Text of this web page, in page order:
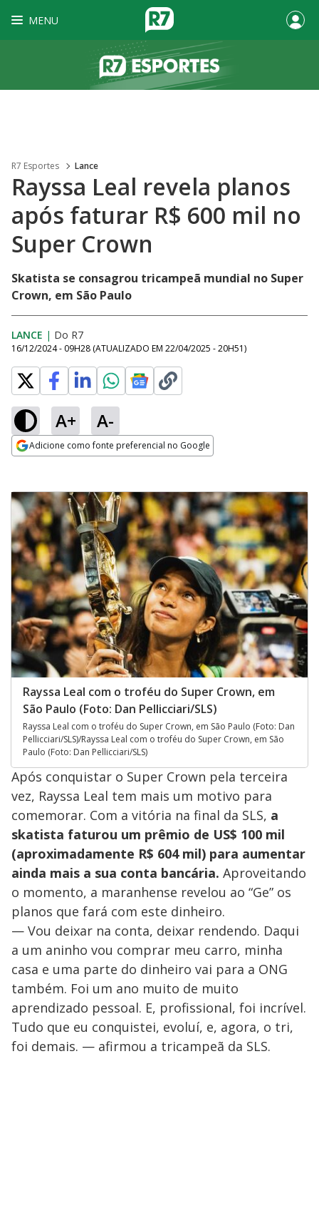
MENU
R7 Esportes Lance
Rayssa Leal revela planos
após faturar R$ 600 mil no
Super Crown
Skatista se consagrou tricampeã mundial no Super
Crown, em São Paulo
LANCE | Do R7
16/12/2024 - 09H28 (ATUALIZADO EM 22/04/2025 - 20H51)
A+ A-
Adicione como fonte preferencial no Google
Rayssa Leal com o troféu do Super Crown, em
São Paulo (Foto: Dan Pellicciari/SLS)
Rayssa Leal com o troféu do Super Crown, em São Paulo (Foto: Dan
Pellicciari/SLS)/Rayssa Leal com o troféu do Super Crown, em São
Paulo (Foto: Dan Pellicciari/SLS)
Após conquistar o Super Crown pela terceira
vez, Rayssa Leal tem mais um motivo para
comemorar. Com a vitória na final da SLS, a
skatista faturou um prêmio de US$ 100 mil
(aproximadamente R$ 604 mil) para aumentar
ainda mais a sua conta bancária. Aproveitando
o momento, a maranhense revelou ao “Ge” os
planos que fará com este dinheiro.
— Vou deixar na conta, deixar rendendo. Daqui
a um aninho vou comprar meu carro, minha
casa e uma parte do dinheiro vai para a ONG
também. Foi um ano muito de muito
aprendizado pessoal. E, profissional, foi incrível.
Tudo que eu conquistei, evoluí, e, agora, o tri,
foi demais. — afirmou a tricampeã da SLS.